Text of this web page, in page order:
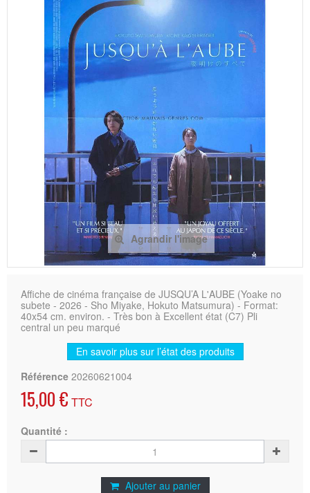
Agrandir l'image
Affiche de cinéma française de JUSQU’A L'AUBE (Yoake no
subete - 2026 - Sho Miyake, Hokuto Matsumura) - Format:
40x54 cm. environ. - Très bon à Excellent état (C7) Pli
central un peu marqué
En savoir plus sur l’état des produits
Référence 20260621004
15,00 € TTC
Quantité :
Ajouter au panier